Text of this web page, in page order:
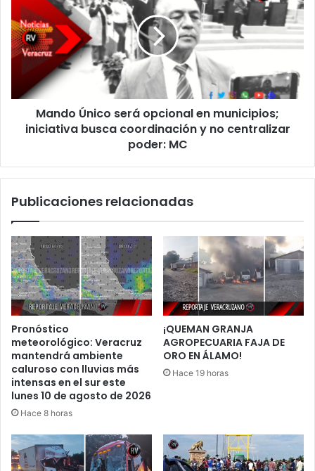
será
opcional
en
municipios;
busca
coordinación
MC
Mando Único será opcional en municipios;
iniciativa busca coordinación y no centralizar
poder: MC
Publicaciones relacionadas
Pronóstico
meteorológico: Veracruz
mantendrá ambiente
caluroso con lluvias más
intensas en el sur este
lunes 10 de agosto de 2026
Hace 8 horas
¡QUEMAN GRANJA
AGROPECUARIA FAJA DE
ORO EN ÁLAMO!
Hace 19 horas